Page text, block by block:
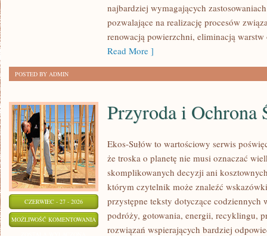
najbardziej wymagających
pozwalające na realizację procesów
renowacją powierzchni, eliminacją
Read More ]
POSTED BY ADMIN
CZERWIEC - 27 - 2026
MOŻLIWOŚĆ KOMENTOWANIA PRZYRODA
Przyroda i Ochrona
Ekos-Sułów to wartościowy serwis
że troska o planetę nie musi oznaczać
skomplikowanych decyzji ani
którym czytelnik może znaleźć
przystępne teksty dotyczące
podróży, gotowania, energii, recyklingu,
rozwiązań wspierających bardziej